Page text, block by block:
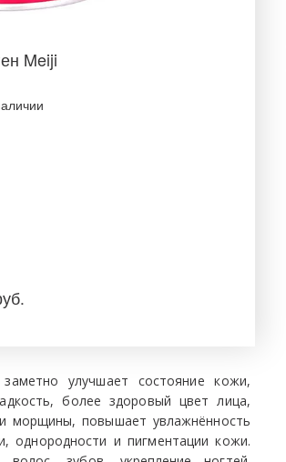
Meiji
улучшает состояние кожи,
более здоровый цвет лица,
морщины, повышает увлажнённость
однородности и пигментации кожи.